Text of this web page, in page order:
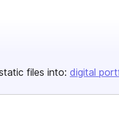
files into: digital